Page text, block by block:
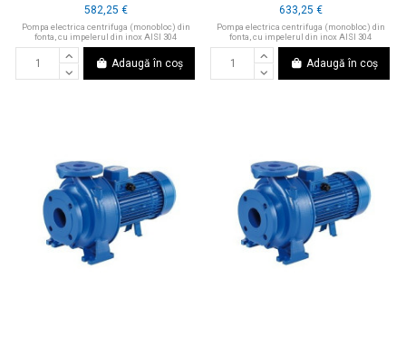
582,25 €
Pompa electrica centrifuga (monobloc) din
fonta, cu impelerul din inox AISI 304
Adaugă în coș
633,25 €
Pompa electrica centrifuga (monobloc) din
fonta, cu impelerul din inox AISI 304
Adaugă în coș